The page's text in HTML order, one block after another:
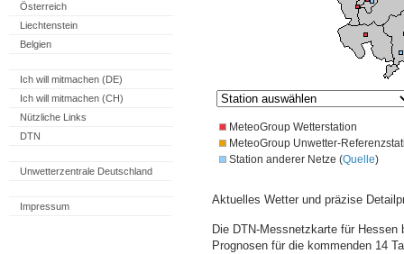
Österreich
Liechtenstein
Belgien
Ich will mitmachen (DE)
Ich will mitmachen (CH)
Nützliche Links
DTN
Unwetterzentrale Deutschland
Impressum
MeteoGroup Wetterstation
MeteoGroup Unwetter-
Station anderer Netze (Quelle)
Aktuelles Wetter und präzise
Die DTN-Messnetzkarte für
Prognosen für die kommenden 14